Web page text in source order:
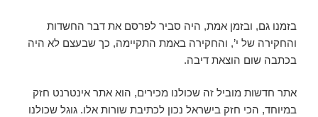
בזמנו גם, ובזמן אמת, היה סביר לפרסם את דבר החשדות
והחקירה של י’, והחקירה באמת התקיימה, כך שבעצם לא היה
בכתבה שום הוצאת דיבה.
אתר חדשות מוביל זה שכולנו מכירים, הוא אתר אינטרנט חזק
במיוחד, הכי חזק בישראל נכון לכתיבת שורות אלו. גוגל שכולנו